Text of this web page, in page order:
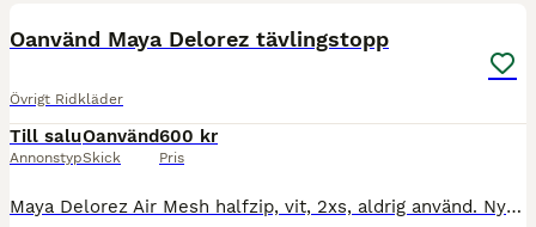
Oanvänd Maya Delorez tävlingstopp
Övrigt Ridkläder
Till salu
Annonstyp
Oanvänd
Skick
600 kr
Pris
Maya Delorez Air Mesh halfzip, vit, 2xs, aldrig använd. Nypris 999 kr, säljer för 600 kr. Hämtas i Stockholm eller skickas mot spårbar frakt.